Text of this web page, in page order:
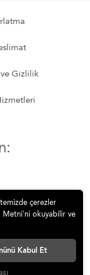
Gizlilik
Sanayi İç ve Dış
çerezler
Metni’ni okuyabilir ve
Kabul Et